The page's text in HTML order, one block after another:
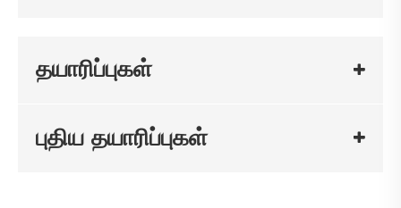
தயாரிப்புகள்
புதிய தயாரிப்புகள்